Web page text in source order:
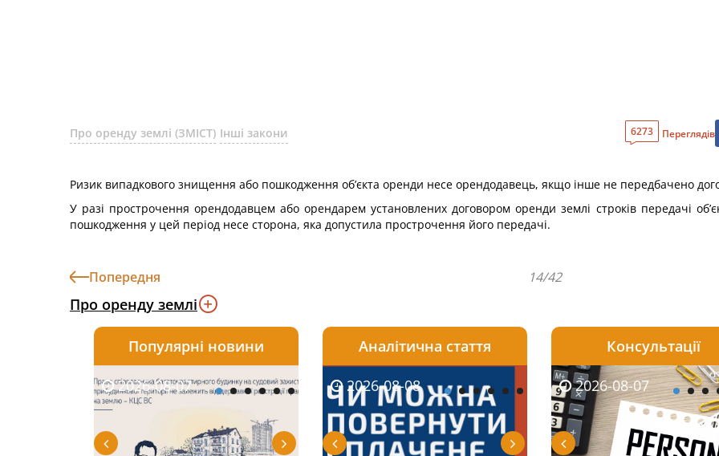
Про оренду землі (ЗМІСТ) Інші закони 6273 Переглядів
Ризик випадкового знищення або пошкодження об’єкта оренди несе орендодавець, якщо інше не передбачено
У разі прострочення орендодавцем або орендарем установлених договором оренди землі строків передачі
пошкодження у цей період несе сторона, яка допустила прострочення його передачі.
Попередня 14/42
Про оренду землі
Популярні новини
2026-08-07 2026-08-06 2026-08-06
Аналітична стаття
2026-08-03 2026-08-08 2026-08-07
Консультації
2026-08-05 2026-08-07
2026-07-30